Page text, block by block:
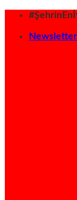
İçeriğe
Newsletter